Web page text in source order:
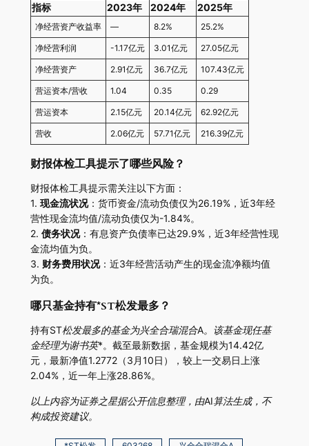
指标 2023年 2024年 2025年
净经营资产收益率 — 8.2% 25.2%
净经营利润 -1.17亿元 3.01亿元 27.05亿元
净经营资产 2.91亿元 36.7亿元 107.43亿元
营运资本/营收 1.04 0.35 0.29
营运资本 2.15亿元 20.14亿元 62.92亿元
营收 2.06亿元 57.71亿元 216.39亿元
财报体检工具提示了哪些风险？
财报体检工具提示需关注以下方面：
1. 现金流状况：货币资金/流动负债仅为26.19%，近3年经
营性现金流均值/流动负债仅为-1.84%。
2. 债务状况：有息资产负债率已达29.9%，近3年经营性现
金流均值为负。
3. 财务费用状况：近3年经营活动产生的现金流净额均值
为负。
哪只基金持有*ST松发最多？
持有ST松发最多的基金为兴全合瑞混合A。该基金现任基
金经理为谢书英*。截至最新数据，基金规模为14.42亿
元，最新净值1.2772（3月10日），较上一交易日上涨
2.04%，近一年上涨28.86%。
以上内容为证券之星据公开信息整理，由AI算法生成，不
构成投资建议。